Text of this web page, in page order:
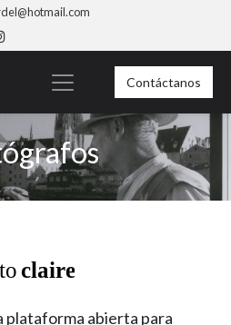
Contáctanos
plataforma abierta para